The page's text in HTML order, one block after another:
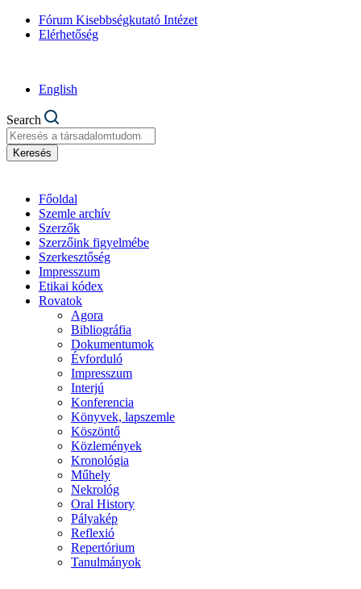
Fórum Kisebbségkutató Intézet
Elérhetőség
English
Search
Keresés
Főoldal
Szemle archív
Szerzők
Szerzőink figyelmébe
Szerkesztőség
Impresszum
Etikai kódex
Rovatok
Agora
Bibliográfia
Dokumentumok
Évforduló
Impresszum
Interjú
Konferencia
Könyvek, lapszemle
Köszöntő
Közlemények
Kronológia
Műhely
Nekrológ
Oral History
Pályakép
Reflexió
Repertórium
Tanulmányok